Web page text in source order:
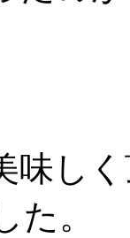
味し
た。